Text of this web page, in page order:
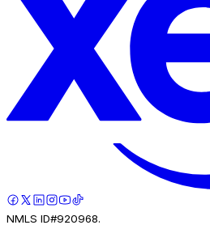
NMLS ID#920968.